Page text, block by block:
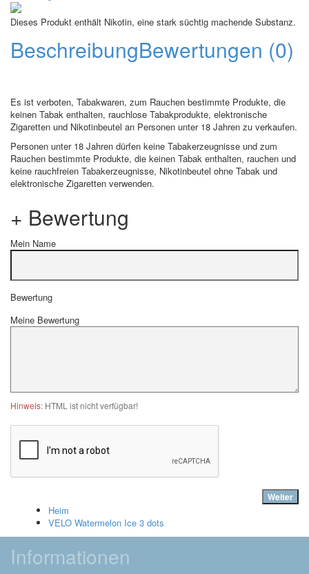
Dieses Produkt enthält Nikotin, eine stark süchtig machende Substanz.
BeschreibungBewertungen (0)
Es ist verboten, Tabakwaren, zum Rauchen bestimmte Produkte, die
keinen Tabak enthalten, rauchlose Tabakprodukte, elektronische
Zigaretten und Nikotinbeutel an Personen unter 18 Jahren zu verkaufen.
Personen unter 18 Jahren dürfen keine Tabakerzeugnisse und zum
Rauchen bestimmte Produkte, die keinen Tabak enthalten, rauchen und
keine rauchfreien Tabakerzeugnisse, Nikotinbeutel ohne Tabak und
elektronische Zigaretten verwenden.
+ Bewertung
Mein Name
Bewertung
Meine Bewertung
Hinweis: HTML ist nicht verfügbar!
Weiter
Heim
VELO Watermelon Ice 3 dots
Informationen